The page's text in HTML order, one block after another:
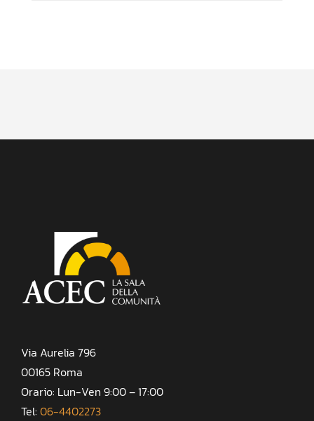
Via Aurelia 796
00165 Roma
Orario: Lun-Ven 9:00 – 17:00
Tel: 06-4402273